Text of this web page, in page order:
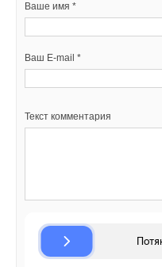
Ваше имя *
Ваш E-mail *
Текст комментария